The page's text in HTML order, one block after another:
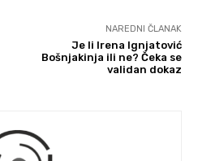
NAREDNI ČLANAK
Je li Irena Ignjatović
Bošnjakinja ili ne? Čeka se
validan dokaz